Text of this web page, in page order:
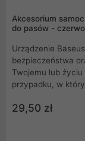
Akcesorium
do pasów -
Urządzenie
bezpieczeństwa
Twojemu lub
przypadku, w
wody, liczy się
pozwoli Ci na
29,50 zł